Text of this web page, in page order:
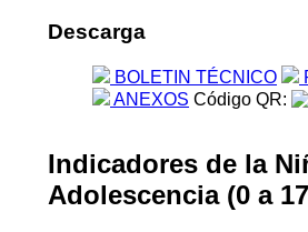
Descarga
BOLETIN TÉCNICO
ANEXOS Código QR:
Indicadores de la
Adolescencia (0 a